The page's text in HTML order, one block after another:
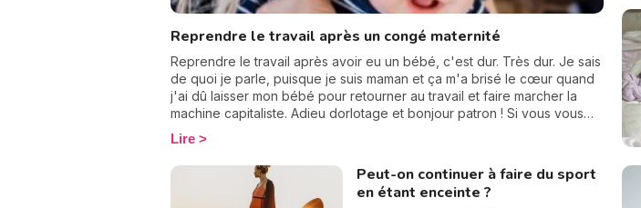
Reprendre le travail après un congé maternité
Reprendre le travail après avoir eu un bébé, c'est dur. Très dur. Je sais
de quoi je parle, puisque je suis maman et ça m'a brisé le cœur quand
j'ai dû laisser mon bébé pour retourner au travail et faire marcher la
machine capitaliste. Adieu dorlotage et bonjour patron ! Si vous vous
demandez quand on doit reprendre le travail ou quelle est la période
idéale, j'ai quelques réponses pour vous. Point bonus, je vais vous dire
aussi comment gérer le manque. Aller courage !
Lire
Peut-on continuer à faire du sport
en étant enceinte ?